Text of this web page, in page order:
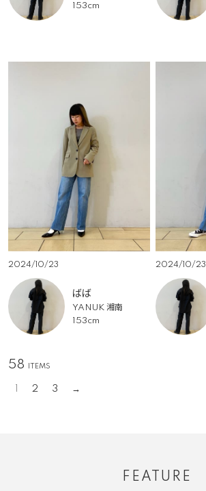
153cm
2024/10/23
ばば
YANUK 湘南
153cm
2024/10/23
58
2 3
FEATURE